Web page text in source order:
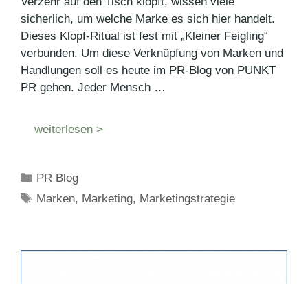
sicherlich, um welche Marke es sich hier handelt.
Dieses Klopf-Ritual ist fest mit „Kleiner Feigling“
verbunden. Um diese Verknüpfung von Marken und
Handlungen soll es heute im PR-Blog von PUNKT
PR gehen. Jeder Mensch …
weiterlesen >
Kategorien
PR Blog
Schlagwörter
Marken, Marketing, Marketingstrategie